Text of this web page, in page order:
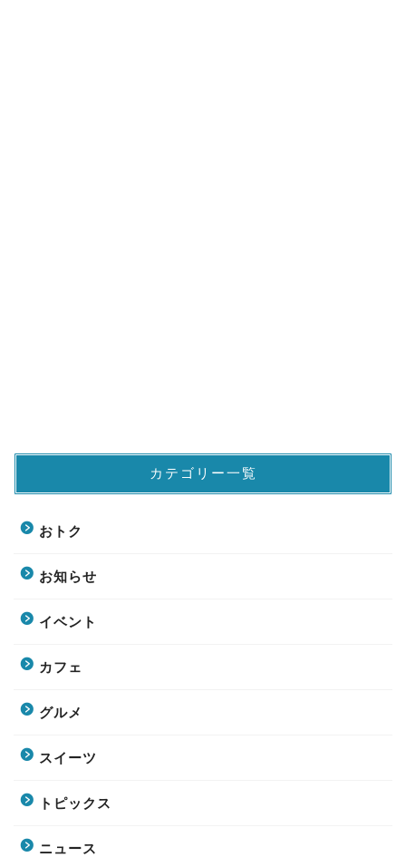
カテゴリー一覧
おトク
お知らせ
イベント
カフェ
グルメ
スイーツ
トピックス
ニュース